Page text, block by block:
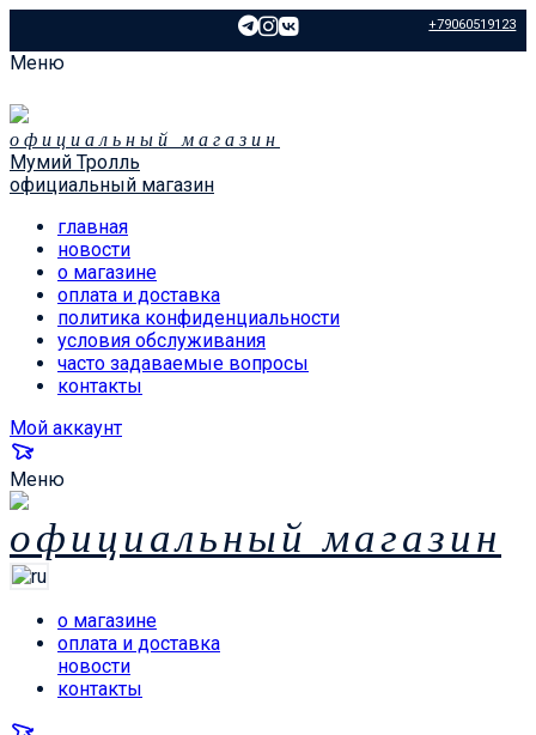
+79060519123
Меню
официальный магазин
Мумий Тролль
официальный магазин
главная
новости
о магазине
оплата и доставка
политика конфиденциальности
условия обслуживания
часто задаваемые вопросы
контакты
Мой аккаунт
Меню
официальный магазин
о магазине
оплата и доставка
новости
контакты